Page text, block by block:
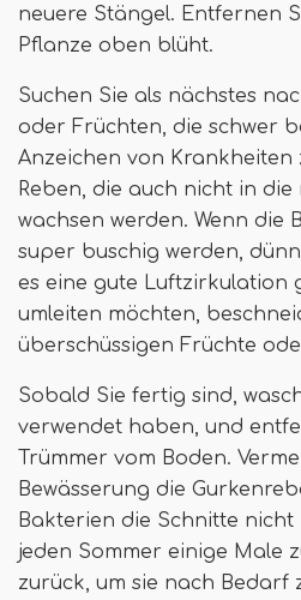
neuere Stängel. Entfernen
Pflanze oben blüht.
Suchen Sie als nächstes
oder Früchten, die schwer
Anzeichen von Krankheiten
Reben, die auch nicht in
wachsen werden. Wenn die
super buschig werden,
es eine gute Luftzirkulation
umleiten möchten,
überschüssigen Früchte
Sobald Sie fertig sind,
verwendet haben, und
Trümmer vom Boden.
Bewässerung die
Bakterien die Schnitte nicht
jeden Sommer einige Male
zurück, um sie nach Bedarf